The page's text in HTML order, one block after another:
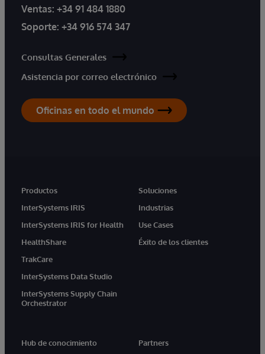
Ventas: +34 91 484 1880
Soporte: +34 916 574 347
Consultas Generales
Asistencia por correo electrónico
Oficinas en todo el mundo
Productos
InterSystems IRIS
InterSystems IRIS for Health
HealthShare
TrakCare
InterSystems Data Studio
InterSystems Supply Chain
Orchestrator
Soluciones
Industrias
Use Cases
Éxito de los clientes
Hub de conocimiento
Partners